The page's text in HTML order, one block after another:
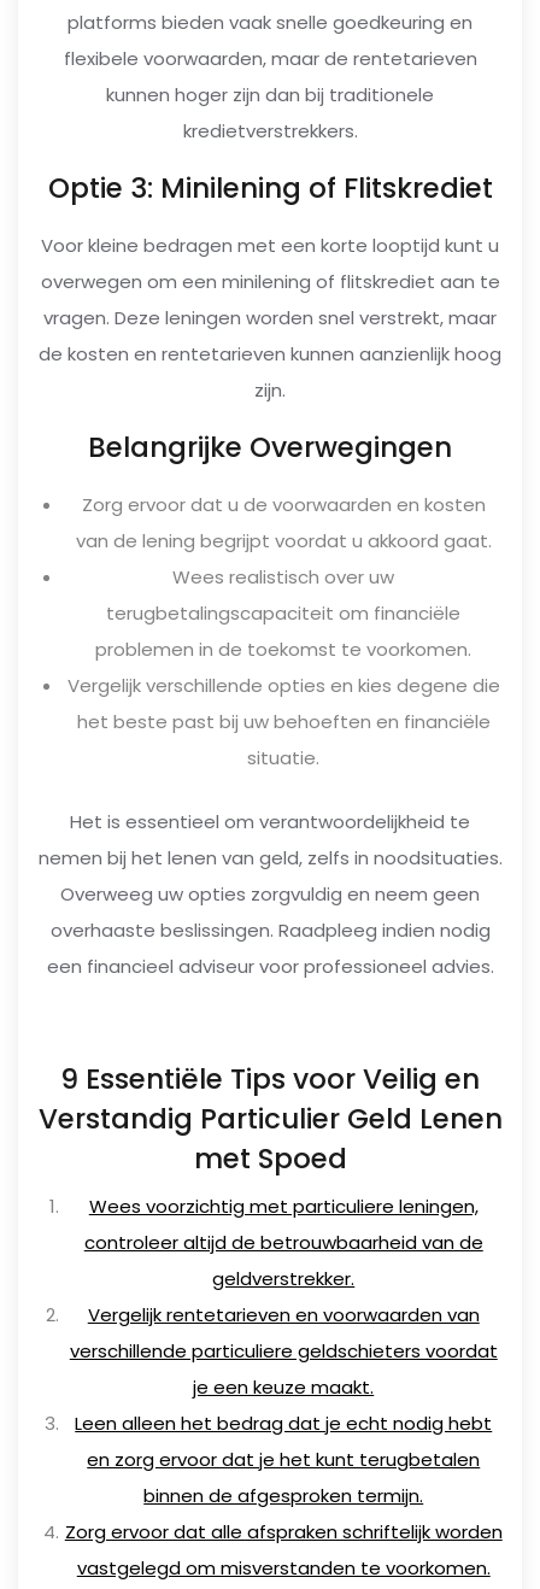
platforms bieden vaak snelle goedkeuring en
flexibele voorwaarden, maar de rentetarieven
kunnen hoger zijn dan bij traditionele
kredietverstrekkers.
Optie 3: Minilening of Flitskrediet
Voor kleine bedragen met een korte looptijd kunt u
overwegen om een minilening of flitskrediet aan te
vragen. Deze leningen worden snel verstrekt, maar
de kosten en rentetarieven kunnen aanzienlijk hoog
zijn.
Belangrijke Overwegingen
Zorg ervoor dat u de voorwaarden en kosten
van de lening begrijpt voordat u akkoord gaat.
Wees realistisch over uw
terugbetalingscapaciteit om financiële
problemen in de toekomst te voorkomen.
Vergelijk verschillende opties en kies degene die
het beste past bij uw behoeften en financiële
situatie.
Het is essentieel om verantwoordelijkheid te
nemen bij het lenen van geld, zelfs in noodsituaties.
Overweeg uw opties zorgvuldig en neem geen
overhaaste beslissingen. Raadpleeg indien nodig
een financieel adviseur voor professioneel advies.
9 Essentiële Tips voor Veilig en
Verstandig Particulier Geld Lenen
met Spoed
Wees voorzichtig met particuliere leningen,
controleer altijd de betrouwbaarheid van de
geldverstrekker.
Vergelijk rentetarieven en voorwaarden van
verschillende particuliere geldschieters voordat
je een keuze maakt.
Leen alleen het bedrag dat je echt nodig hebt
en zorg ervoor dat je het kunt terugbetalen
binnen de afgesproken termijn.
Zorg ervoor dat alle afspraken schriftelijk worden
vastgelegd om misverstanden te voorkomen.